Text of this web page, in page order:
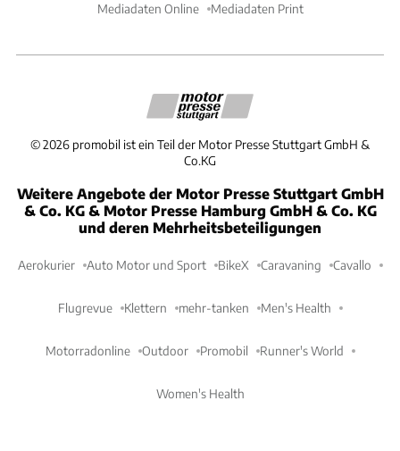
Mediadaten Online Mediadaten Print
©2026 promobil ist ein Teil der Motor Presse Stuttgart GmbH &
Co.KG
Weitere Angebote der Motor Presse Stuttgart GmbH
& Co. KG & Motor Presse Hamburg GmbH & Co. KG
und deren Mehrheitsbeteiligungen
Aerokurier Auto Motor und Sport BikeX Caravaning Cavallo
Flugrevue Klettern mehr-tanken Men's Health
Motorradonline Outdoor Promobil Runner's World
Women's Health